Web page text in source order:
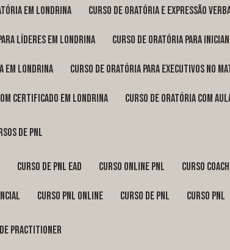
em Londrina curso de oratória e expressão
líderes em Londrina curso de oratória para
em Londrina curso de oratória para executivos no
certificado em Londrina curso de oratória com
de pnl
curso de pnl ead curso online pnl curso
curso pnl online curso de pnl curso pnl
de practitioner